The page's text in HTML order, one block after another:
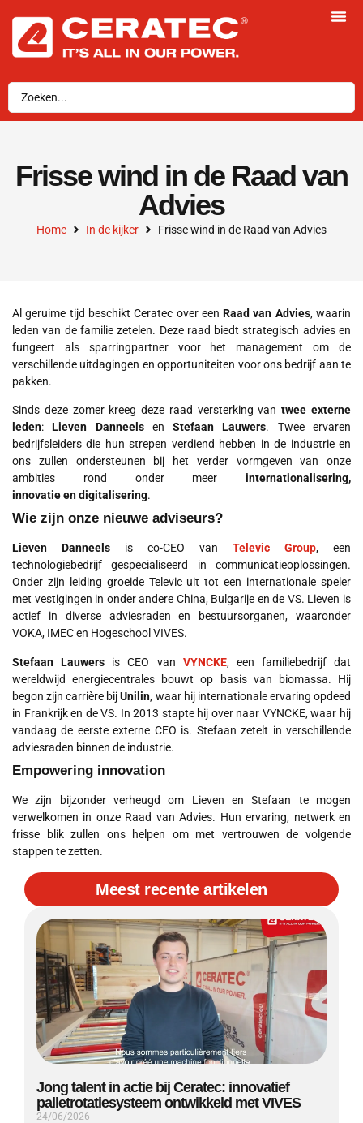
Frisse wind in de Raad van
Advies
Home In de kijker Frisse wind in de Raad van Advies
Al geruime tijd beschikt Ceratec over eenRaad van Advies, waarin
leden van de familie zetelen. Deze raad biedt strategisch advies en
fungeert als sparringpartner voor het management om de
verschillende uitdagingen en opportuniteiten voor ons bedrijf aan te
pakken.
Sinds deze zomer kreeg deze raad versterking vantwee externe
leden:Lieven DanneelsenStefaan Lauwers. Twee ervaren
bedrijfsleiders die hun strepen verdiend hebben in de industrie en
ons zullen ondersteunen bij het verder vormgeven van onze
ambities rond onder meer internationalisering,
innovatieendigitalisering.
Wie zijn onze nieuwe adviseurs?
Lieven Danneels is co-CEO van Televic Group, een
technologiebedrijf gespecialiseerd in communicatieoplossingen.
Onder zijn leiding groeide Televic uit tot een internationale speler
met vestigingen in onder andere China, Bulgarije en de VS. Lieven is
actief in diverse adviesraden en bestuursorganen, waaronder
VOKA, IMEC en Hogeschool VIVES.
Stefaan Lauwers is CEO van VYNCKE, een familiebedrijf dat
wereldwijd energiecentrales bouwt op basis van biomassa. Hij
begon zijn carrière bijUnilin, waar hij internationale ervaring opdeed
in Frankrijk en de VS. In 2013 stapte hij over naar VYNCKE, waar hij
vandaag de eerste externe CEO is. Stefaan zetelt in verschillende
adviesraden binnen de industrie.
Empowering innovation
We zijn bijzonder verheugd om Lieven en Stefaan te mogen
verwelkomen in onze Raad van Advies. Hun ervaring, netwerk en
frisse blik zullen ons helpen om met vertrouwen de volgende
stappen te zetten.
Meest recente artikelen
Jong talent in actie bij Ceratec: innovatief
palletrotatiesysteem ontwikkeld met VIVES
24/06/2026